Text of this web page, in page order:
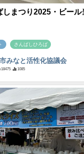
しまつり2025・ビール
さんばしひろば
みなと活性化協議会
1085